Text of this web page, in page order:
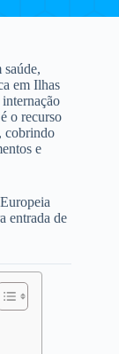
em Ilhas
o recurso
cobrindo
e
entrada de